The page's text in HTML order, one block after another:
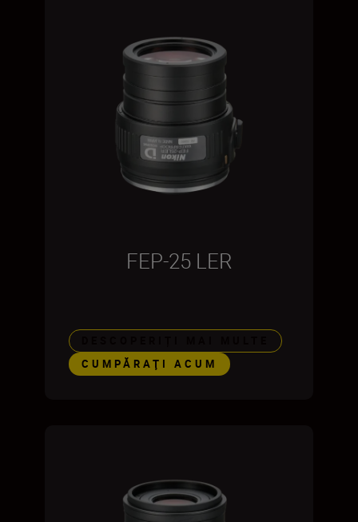
FEP-25 LER
CUMPĂRAŢI ACUM